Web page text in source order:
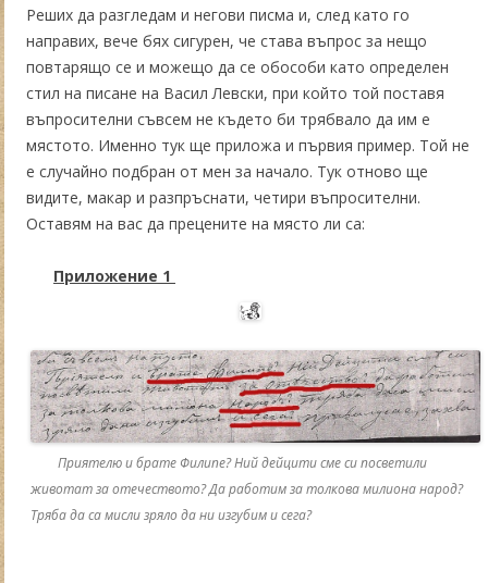
Реших да разгледам и негови писма и, след като го
направих, вече бях сигурен, че става въпрос за нещо
повтарящо се и можещо да се обособи като определен
стил на писане на Васил Левски, при който той поставя
въпросителни съвсем не където би трябвало да им е
мястото. Именно тук ще приложа и първия пример. Той не
е случайно подбран от мен за начало. Тук отново ще
видите, макар и разпръснати, четири въпросителни.
Оставям на вас да прецените на място ли са:
Приложение 1
Приятелю и брате Филипе? Ний дейцити сме си посветили
животат за отечеството? Да работим за толкова милиона народ?
Тряба да са мисли зряло да ни изгубим и сега?